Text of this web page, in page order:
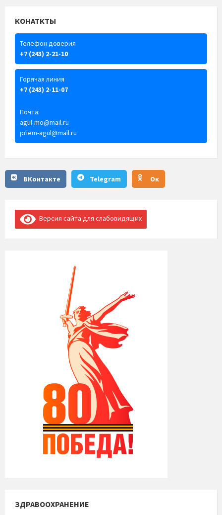
КОНАТКТЫ
Телефон доверия
+7 (243) 2-21-10
Горячая линия
+7 (243) 2-11-07
Почта:
agul-mo@mail.ru
priem-agul@mail.ru
ВКонтакте Telegram Ок
Версия сайта для слабовидящих
ЗДРАВООХРАНЕНИЕ